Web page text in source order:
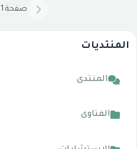
المنتديات
المنتدى
الفتاوى
صفحة 1 من 2